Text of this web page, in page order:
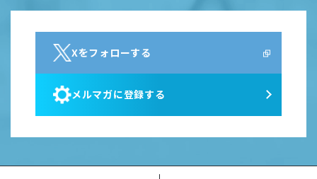
Xをフォローする
メルマガに登録する